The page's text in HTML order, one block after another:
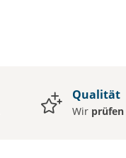
Qualität
Wir prüfen